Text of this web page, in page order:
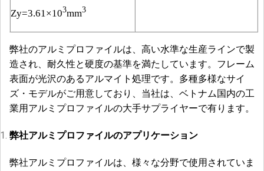
Zy=3.61×103mm3
弊社のアルミプロファイルは、高い水準な生産ラインで製
造され、耐久性と硬度の基準を満たしています。フレーム
表面が光沢のあるアルマイト処理です。多種多様なサイ
ズ・モデルがご用意しており、当社は、ベトナム国内の工
業用アルミプロファイルの大手サプライヤーで有ります。
弊社アルミプロファイルのアプリケーション
弊社アルミプロファイルは、様々な分野で使用されていま